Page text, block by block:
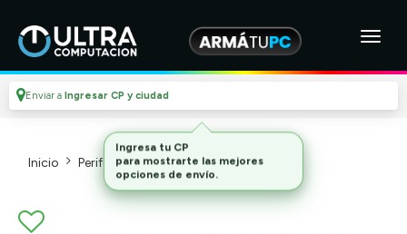
Enviar a Ingresar CP y ciudad
Inicio Perifericos Mouses_2